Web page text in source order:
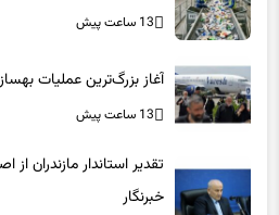
13 ساعت پیش
آغاز بزرگ‌ترین عملیات
13 ساعت پیش
تقدیر استاندار مازندران
خبرنگار